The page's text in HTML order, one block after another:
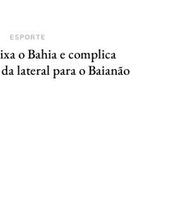
ESPORTE
o Bahia e complica
lateral para o Baianão